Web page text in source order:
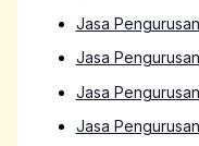
Jasa
Jasa
Jasa
Jasa